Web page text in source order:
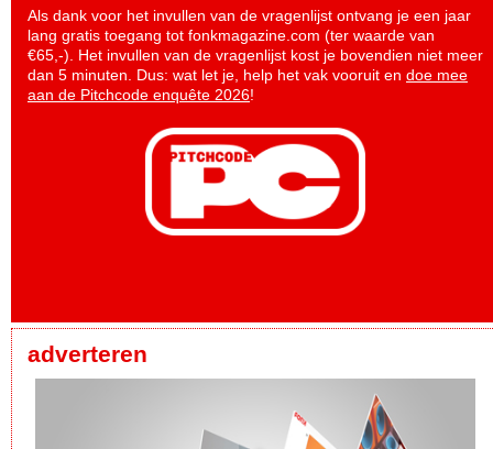
Als dank voor het invullen van de vragenlijst ontvang je een jaar
lang gratis toegang tot fonkmagazine.com (ter waarde van
€65,-). Het invullen van de vragenlijst kost je bovendien niet meer
dan 5 minuten. Dus: wat let je, help het vak vooruit en doe mee
aan de Pitchcode enquête 2026!
adverteren